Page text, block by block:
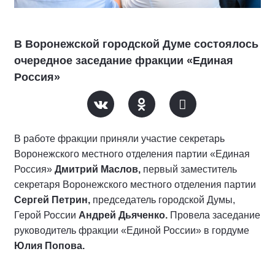
В Воронежской городской Думе состоялось
очередное заседание фракции «Единая
Россия»
В работе фракции приняли участие секретарь
Воронежского местного отделения партии «Единая
Россия» Дмитрий Маслов, первый заместитель
секретаря Воронежского местного отделения партии
Сергей Петрин, председатель городской Думы,
Герой России Андрей Дьяченко. Провела заседание
руководитель фракции «Единой России» в гордуме
Юлия Попова.